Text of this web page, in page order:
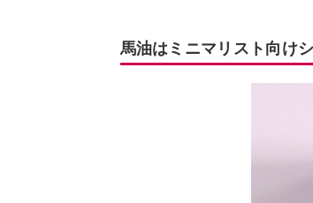
馬油はミニマリスト向け